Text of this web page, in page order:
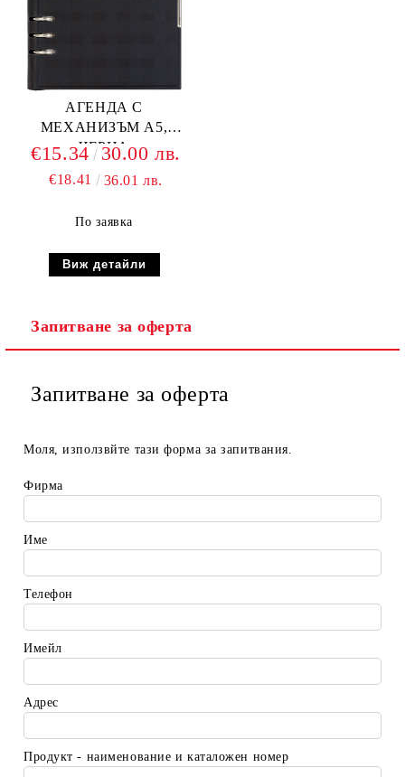
АГЕНДА С
МЕХАНИЗЪМ А5,
ЧЕРНА
€15.34 30.00 лв.
€18.41 36.01 лв.
По заявка
Виж детайли
Запитване за оферта
Запитване за оферта
Моля, използвйте тази форма за запитвания.
Фирма
Име
Телефон
Имейл
Адрес
Продукт - наименование и каталожен номер